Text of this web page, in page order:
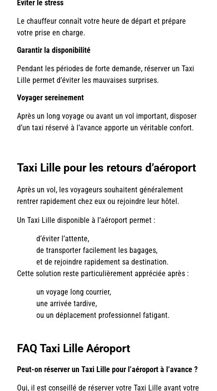
Éviter le stress
Le chauffeur connaît votre heure de départ et prépare
votre prise en charge.
Garantir la disponibilité
Pendant les périodes de forte demande, réserver un Taxi
Lille permet d’éviter les mauvaises surprises.
Voyager sereinement
Après un long voyage ou avant un vol important, disposer
d’un taxi réservé à l’avance apporte un véritable confort.
Taxi Lille pour les retours d’aéroport
Après un vol, les voyageurs souhaitent généralement
rentrer rapidement chez eux ou rejoindre leur hôtel.
Un Taxi Lille disponible à l’aéroport permet :
d’éviter l’attente,
de transporter facilement les bagages,
et de rejoindre rapidement sa destination.
Cette solution reste particulièrement appréciée après :
un voyage long courrier,
une arrivée tardive,
ou un déplacement professionnel fatigant.
FAQ Taxi Lille Aéroport
Peut-on réserver un Taxi Lille pour l’aéroport à l’avance ?
Oui, il est conseillé de réserver votre Taxi Lille avant votre